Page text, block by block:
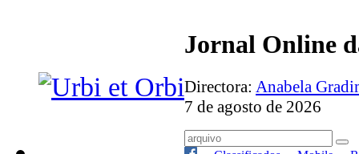
Jornal Online
Directora: Anabela
7 de agosto de 2026